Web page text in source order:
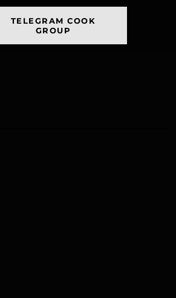
TELEGRAM COOK
GROUP